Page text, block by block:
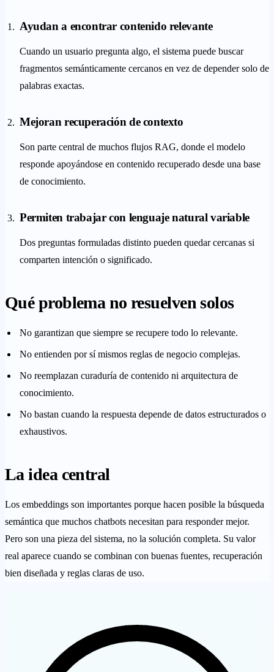
Ayudan a encontrar contenido relevante
Cuando un usuario pregunta algo, el sistema puede buscar
fragmentos semánticamente cercanos en vez de depender solo de
palabras exactas.
Mejoran recuperación de contexto
Son parte central de muchos flujos RAG, donde el modelo
responde apoyándose en contenido recuperado desde una base
de conocimiento.
Permiten trabajar con lenguaje natural variable
Dos preguntas formuladas distinto pueden quedar cercanas si
comparten intención o significado.
Qué problema no resuelven solos
No garantizan que siempre se recupere todo lo relevante.
No entienden por sí mismos reglas de negocio complejas.
No reemplazan curaduría de contenido ni arquitectura de
conocimiento.
No bastan cuando la respuesta depende de datos estructurados o
exhaustivos.
La idea central
Los embeddings son importantes porque hacen posible la búsqueda
semántica que muchos chatbots necesitan para responder mejor.
Pero son una pieza del sistema, no la solución completa. Su valor
real aparece cuando se combinan con buenas fuentes, recuperación
bien diseñada y reglas claras de uso.